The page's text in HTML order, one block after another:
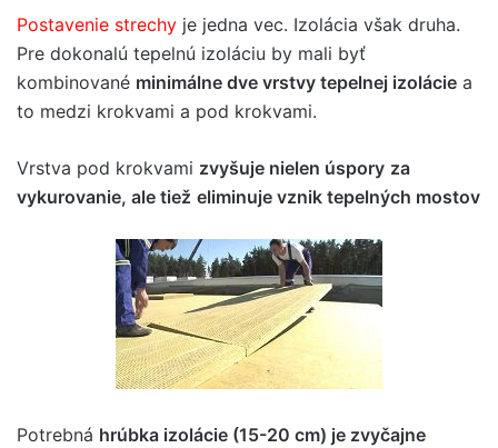
Postavenie strechy je jedna vec. Izolácia však druha.
Pre dokonalú tepelnú izoláciu by mali byť
kombinované minimálne dve vrstvy tepelnej izolácie a
to medzi krokvami a pod krokvami.
Vrstva pod krokvami zvyšuje nielen úspory za
vykurovanie, ale tiež eliminuje vznik tepelných mostov
Potrebná hrúbka izolácie (15-20 cm) je zvyčajne